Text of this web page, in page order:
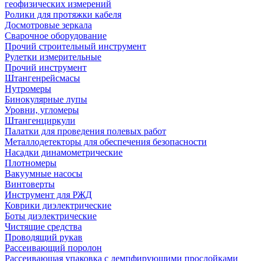
геофизических измерений
Ролики для протяжки кабеля
Досмотровые зеркала
Сварочное оборудование
Прочий строительный инструмент
Рулетки измерительные
Прочий инструмент
Штангенрейсмасы
Нутромеры
Бинокулярные лупы
Уровни, угломеры
Штангенциркули
Палатки для проведения полевых работ
Металлодетекторы для обеспечения безопасности
Насадки динамометрические
Плотномеры
Вакуумные насосы
Винтоверты
Инструмент для РЖД
Коврики диэлектрические
Боты диэлектрические
Чистящие средства
Проводящий рукав
Рассеивающий поролон
Рассеивающая упаковка с демпфирующими прослойками